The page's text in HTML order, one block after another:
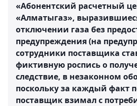
«Абонентский расчетный
«Алматыгаз»,
отключении газа без
предупреждения (на
сотрудники поставщика
фиктивную роспись о
следствие, в незаконном
поскольку за каждый факт
поставщик взимал с